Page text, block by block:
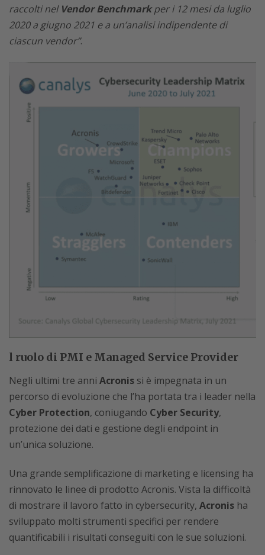
raccolti nel Vendor Benchmarkper i 12 mesi da luglio
2020 a giugno 2021 e a un’analisi indipendente di
ciascun vendor”.
l ruolo di PMI e Managed Service Provider
Negli ultimi tre anni Acronis si è impegnata in un
percorso di evoluzione che l’ha portata tra i leader nella
Cyber Protection, coniugando Cyber Security,
protezione dei dati e gestione degli endpoint in
un’unica soluzione.
Una grande semplificazione di marketing e licensing ha
rinnovato le linee di prodotto Acronis. Vista la difficoltà
di mostrare il lavoro fatto in cybersecurity, Acronis ha
sviluppato molti strumenti specifici per rendere
quantificabili i risultati conseguiti con le sue soluzioni.